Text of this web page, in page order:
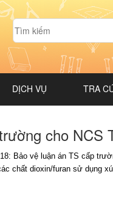
DỊCH VỤ TRA
cho NCS
Bảo vệ luận án TS cấp
chất dioxin/furan sử dụng